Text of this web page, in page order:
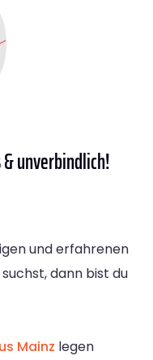
unverbindlich!
und erfahrenen
suchst, dann bist du
Mainz legen